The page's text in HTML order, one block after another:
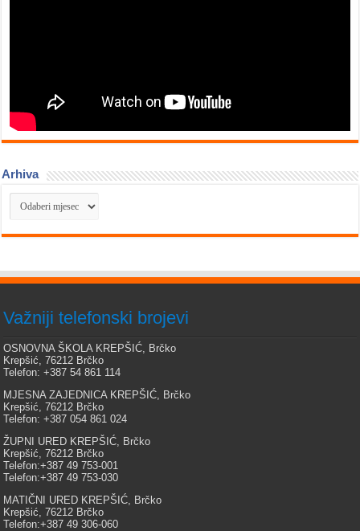
Arhiva
Arhiva
Važniji telefonski brojevi
OSNOVNA ŠKOLA KREPŠIĆ, Brčko
Krepšić, 76212 Brčko
Telefon: +387 54 861 114
MJESNA ZAJEDNICA KREPŠIĆ, Brčko
Krepšić, 76212 Brčko
Telefon: +387 054 861 024
ŽUPNI URED KREPŠIĆ, Brčko
Krepšić, 76212 Brčko
Telefon:+387 49 753-001
Telefon:+387 49 753-030
MATIČNI URED KREPŠIĆ, Brčko
Krepšić, 76212 Brčko
Telefon:+387 49 306-060